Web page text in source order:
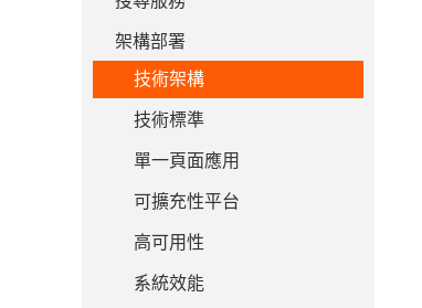
架構部署
技術架構
技術標準
單一頁面應用
可擴充性平台
高可用性
系統效能